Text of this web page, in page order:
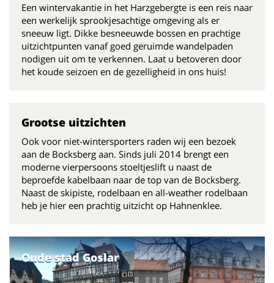
Een wintervakantie in het Harzgebergte is een reis naar
een werkelijk sprookjesachtige omgeving als er
sneeuw ligt. Dikke besneeuwde bossen en prachtige
uitzichtpunten vanaf goed geruimde wandelpaden
nodigen uit om te verkennen. Laat u betoveren door
het koude seizoen en de gezelligheid in ons huis!
Grootse uitzichten
Ook voor niet-wintersporters raden wij een bezoek
aan de Bocksberg aan. Sinds juli 2014 brengt een
moderne vierpersoons stoeltjeslift u naast de
beproefde kabelbaan naar de top van de Bocksberg.
Naast de skipiste, rodelbaan en all-weather rodelbaan
heb je hier een prachtig uitzicht op Hahnenklee.
Oude stad Goslar